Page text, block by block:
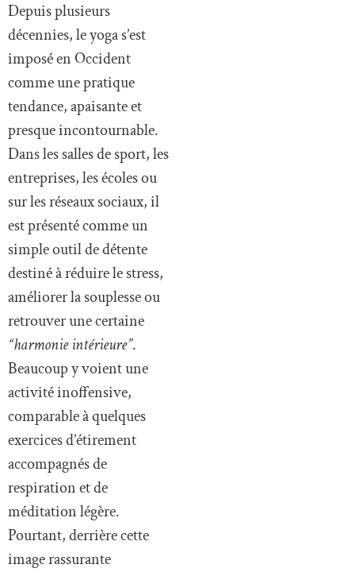
Depuis plusieurs
décennies, le yoga s’est
imposé en Occident
comme une pratique
tendance, apaisante et
presque incontournable.
Dans les salles de sport, les
entreprises, les écoles ou
sur les réseaux sociaux, il
est présenté comme un
simple outil de détente
destiné à réduire le stress,
améliorer la souplesse ou
retrouver une certaine
“harmonie intérieure”.
Beaucoup y voient une
activité inoffensive,
comparable à quelques
exercices d’étirement
accompagnés de
respiration et de
méditation légère.
Pourtant, derrière cette
image rassurante